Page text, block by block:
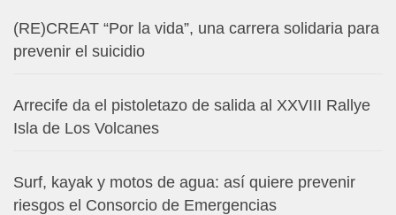
(RE)CREAT “Por la vida”, una carrera solidaria para
prevenir el suicidio
Arrecife da el pistoletazo de salida al XXVIII Rallye
Isla de Los Volcanes
Surf, kayak y motos de agua: así quiere prevenir
riesgos el Consorcio de Emergencias